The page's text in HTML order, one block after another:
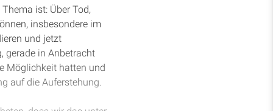
ist: Über Tod,
insbesondere im
und jetzt
gerade in Anbetracht
Möglichkeit hatten und
auf die Auferstehung.